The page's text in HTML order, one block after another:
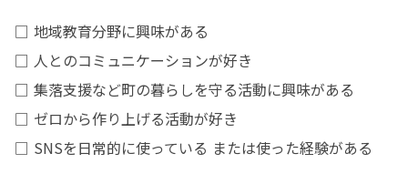
□ 地域教育分野に興味がある
□ 人とのコミュニケーションが好き
□ 集落支援など町の暮らしを守る活動に興味がある
□ ゼロから作り上げる活動が好き
□ SNSを日常的に使っている または使った経験がある